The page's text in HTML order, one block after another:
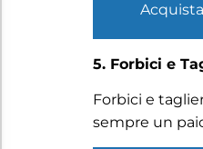
5. Forbici e
Forbici e
sempre un